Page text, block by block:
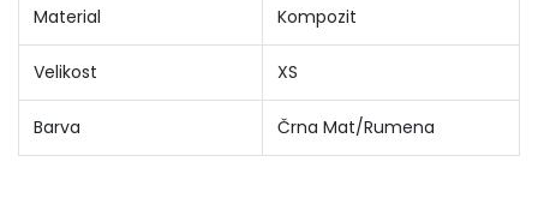
Material Kompozit
Velikost XS
Barva Črna Mat/Rumena